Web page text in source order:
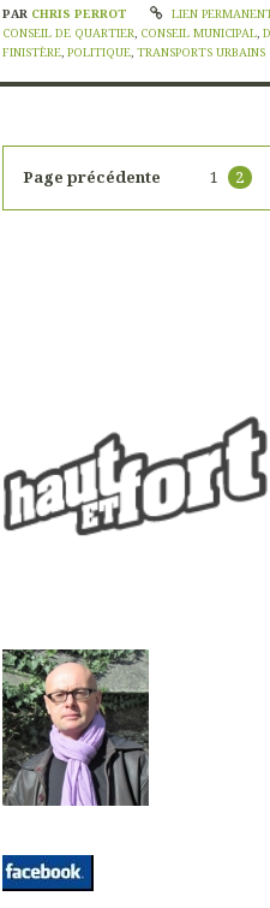
PAR CHRIS PERROT LIEN
CONSEIL DE QUARTIER, CONSEIL MUNICIPAL,
FINISTÈRE, POLITIQUE, TRANSPORTS URBAINS
Page précédente 1 2